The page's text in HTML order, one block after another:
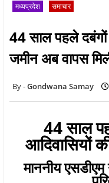
मध्यप्रदेश समाचार
44 साल पहले दबंगों
जमीन अब वापस
Gondwana Samay
44 साल
आदिवासियों
माननीय एसडीएम